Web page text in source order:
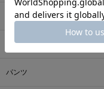
トップス
アウター
パンツ